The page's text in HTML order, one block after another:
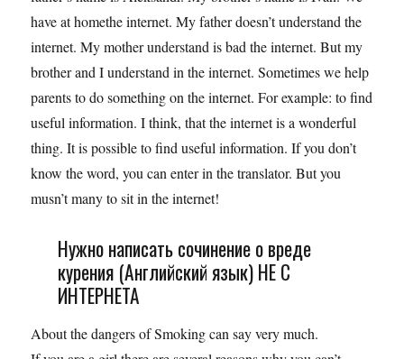
have at homethe internet. My father doesn’t understand the
internet. My mother understand is bad the internet. But my
brother and I understand in the internet. Sometimes we help
parents to do something on the internet. For example: to find
useful information. I think, that the internet is a wonderful
thing. It is possible to find useful information. If you don’t
know the word, you can enter in the translator. But you
musn’t many to sit in the internet!
Нужно написать сочинение о вреде
курения (Английский язык) НЕ С
ИНТЕРНЕТА
About the dangers of Smoking can say very much.